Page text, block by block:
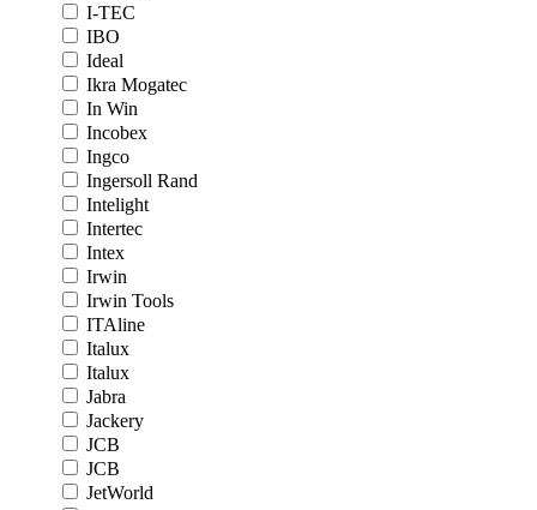
I-TEC
IBO
Ideal
Ikra Mogatec
In Win
Incobex
Ingco
Ingersoll Rand
Intelight
Intertec
Intex
Irwin
Irwin Tools
ITAline
Italux
Italux
Jabra
Jackery
JCB
JCB
JetWorld